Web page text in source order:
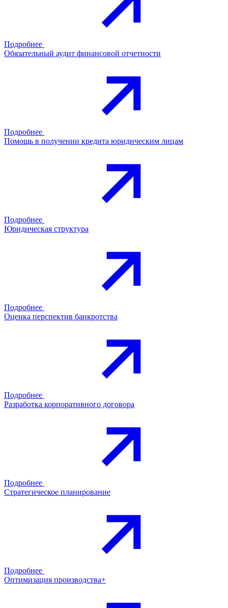
Подробнее
Обязательный аудит финансовой отчетности
Подробнее
Помощь в получении кредита юридическим лицам
Подробнее
Юридическая структура
Подробнее
Оценка перспектив банкротства
Подробнее
Разработка корпоративного договора
Подробнее
Стратегическое планирование
Подробнее
Оптимизация производства+